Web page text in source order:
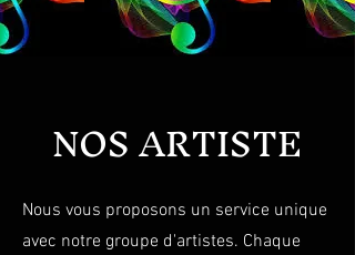
NOS ARTISTE
Nous vous proposons un service unique
avec notre groupe d'artistes. Chaque